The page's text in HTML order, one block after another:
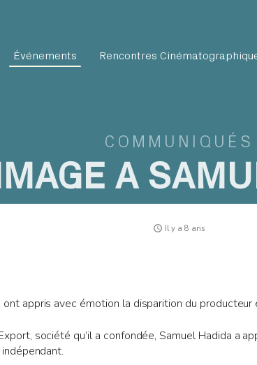
Événements Rencontres
COMMUNIQUÉS
A
access_time Il y a 8 ans
ont appris avec émotion la disparition du
société qu’il a confondée, Samuel Hadida a